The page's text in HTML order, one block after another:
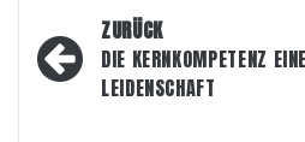
Beitragsnavigation
ZURÜCK
DIE KERNKOMPETENZ
LEIDENSCHAFT